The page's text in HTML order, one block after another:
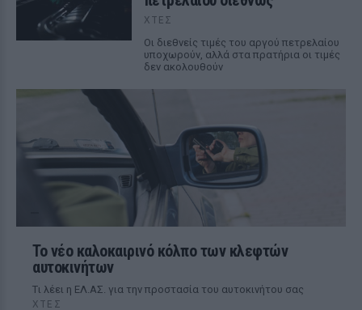
ΧΤΕΣ
Οι διεθνείς τιμές του αργού πετρελαίου
υποχωρούν, αλλά στα πρατήρια οι τιμές
δεν ακολουθούν
Το νέο καλοκαιρινό κόλπο των κλεφτών
αυτοκινήτων
Tι λέει η ΕΛ.ΑΣ. για την προστασία του αυτοκινήτου σας
ΧΤΕΣ